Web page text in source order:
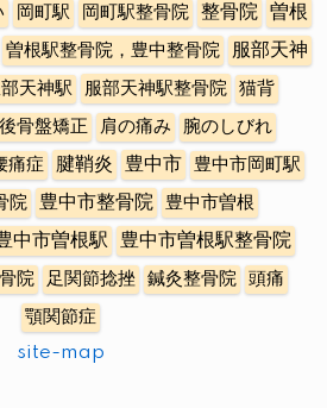
岡町駅 岡町駅整骨院 整骨院 曽根
曽根駅整骨院，豊中整骨院
服部天神
天神駅 服部天神駅整骨院 猫背
骨盤矯正 肩の痛み
腕のしびれ
痛症 腱鞘炎 豊中市
豊中市岡町駅
院
豊中市整骨院 豊中市曽根
中市曽根駅
豊中市曽根駅整骨院
院
足関節捻挫 鍼灸整骨院
頭痛
顎関節症
site-map